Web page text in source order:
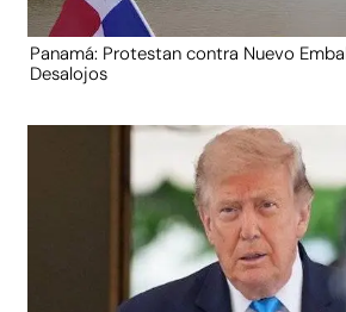
Panamá: Protestan contra Nuevo
Desalojos